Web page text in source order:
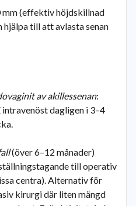
(effektiv höjdskillnad
till att avlasta senan
av akillessenan:
dagligen i 3–4
(över 6–12 månader)
till operativ
centra). Alternativ för
kirurgi där liten mängd